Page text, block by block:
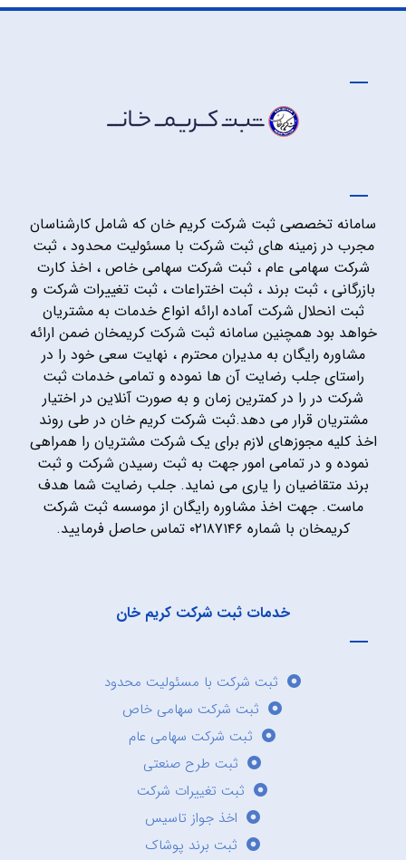
سامانه تخصصی ثبت شرکت کریم خان که شامل کارشناسان
مجرب در زمینه های ثبت شرکت با مسئولیت محدود ، ثبت
شرکت سهامی عام ، ثبت شرکت سهامی خاص ، اخذ کارت
بازرگانی ، ثبت برند ، ثبت اختراعات ، ثبت تغییرات شرکت و
ثبت انحلال شرکت آماده ارائه انواع خدمات به مشتریان
خواهد بود همچنین سامانه ثبت شرکت کریمخان ضمن ارائه
مشاوره رایگان به مدیران محترم ، نهایت سعی خود را در
راستای جلب رضایت آن ها نموده و تمامی خدمات ثبت
شرکت در را در کمترین زمان و به صورت آنلاین در اختیار
مشتریان قرار می دهد.ثبت شرکت کریم خان در طی روند
اخذ کلیه مجوزهای لازم برای یک شرکت مشتریان را همراهی
نموده و در تمامی امور جهت به ثبت رسیدن شرکت و ثبت
برند متقاضیان را یاری می نماید. جلب رضایت شما هدف
ماست. جهت اخذ مشاوره رایگان از موسسه ثبت شرکت
کریمخان با شماره ۰۲۱۸۷۱۴۶ تماس حاصل فرمایید.
خدمات ثبت شرکت کریم خان
ثبت شرکت با مسئولیت محدود
ثبت شرکت سهامی خاص
ثبت شرکت سهامی عام
ثبت طرح صنعتی
ثبت تغییرات شرکت
اخذ جواز تاسیس
ثبت برند پوشاک